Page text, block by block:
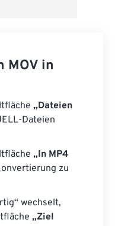
MOV in
„Dateien
Dateien
„In MP4
zu
wechselt,
„Ziel